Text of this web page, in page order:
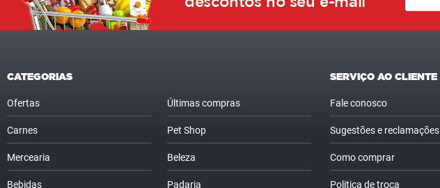
descontos no seu e-mail
CATEGORIAS
Ofertas
Carnes
Mercearia
Bebidas
Últimas compras
Pet Shop
Beleza
Padaria
SERVIÇO AO CLIENTE
Fale conosco
Sugestões e reclamações
Como comprar
Politica de troca